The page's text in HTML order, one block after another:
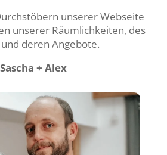
unserer Webseite
unserer Räumlichkeiten, des
deren Angebote.
Sascha + Alex